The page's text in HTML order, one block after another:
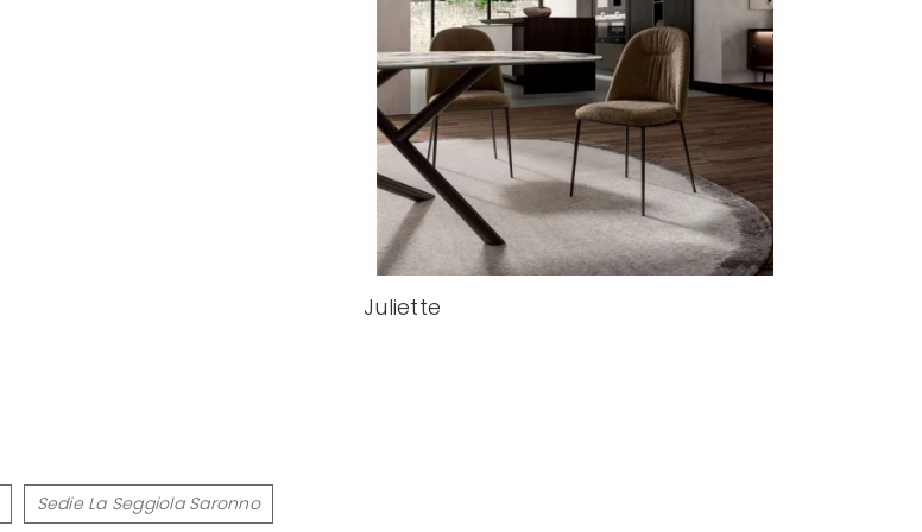
Juliette
Sedie La Seggiola Saronno